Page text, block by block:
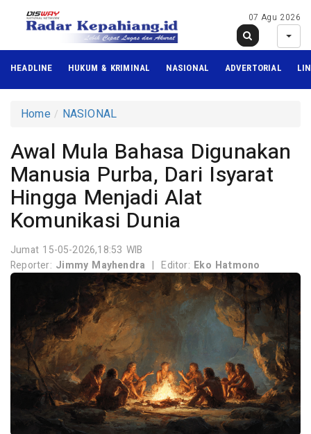
07 Agu 2026
HEADLINE HUKUM & KRIMINAL NASIONAL ADVERTORIAL
Home NASIONAL
Awal Mula Bahasa Digunakan
Manusia Purba, Dari Isyarat
Hingga Menjadi Alat
Komunikasi Dunia
Jumat 15-05-2026,18:53 WIB
Reporter: Jimmy Mayhendra | Editor: Eko Hatmono